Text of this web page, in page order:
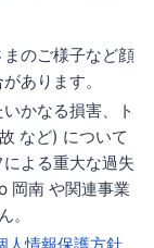
のご様子など顔
あります。
かなる損害、ト
など) について
よる重大な過失
岡南 や関連事業
。